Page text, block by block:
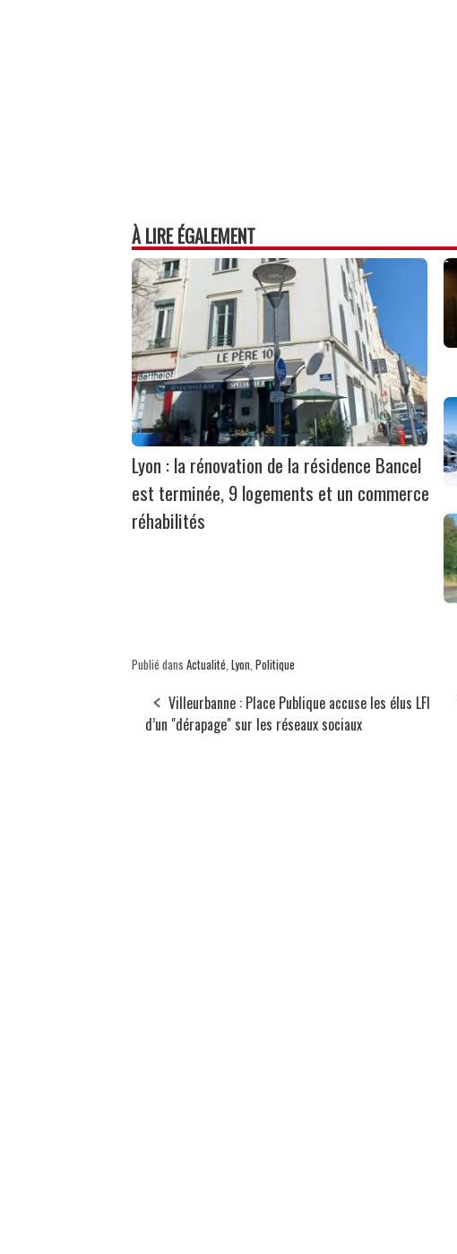
À LIRE ÉGALEMENT
Lyon : la rénovation de la résidence Bancel
est terminée, 9 logements et un commerce
réhabilités
Publié dans Actualité Lyon Politique
Villeurbanne : Place Publique accuse les élus LFI
d’un "dérapage" sur les réseaux sociaux